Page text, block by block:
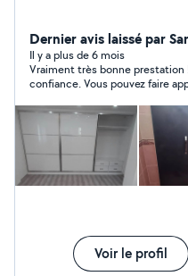
Dernier avis laissé par
Il y a plus de 6 mois
Vraiment très bonne prestation
confiance. Vous pouvez faire
Voir le profil